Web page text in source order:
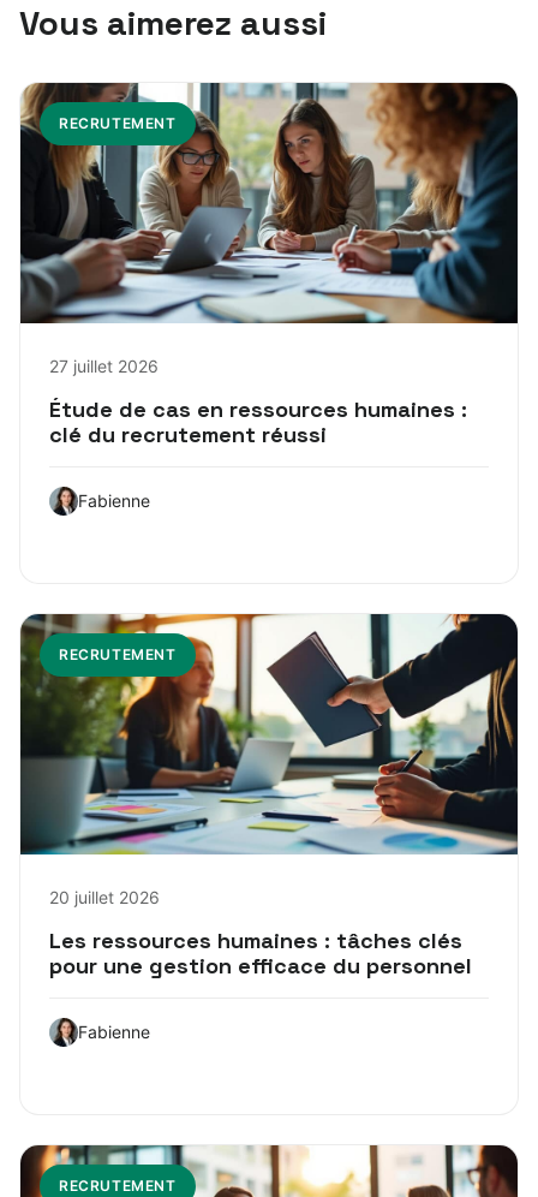
Vous aimerez aussi
RECRUTEMENT
27 juillet 2026
Étude de cas en ressources humaines :
clé du recrutement réussi
Fabienne
RECRUTEMENT
20 juillet 2026
Les ressources humaines : tâches clés
pour une gestion efficace du personnel
Fabienne
RECRUTEMENT